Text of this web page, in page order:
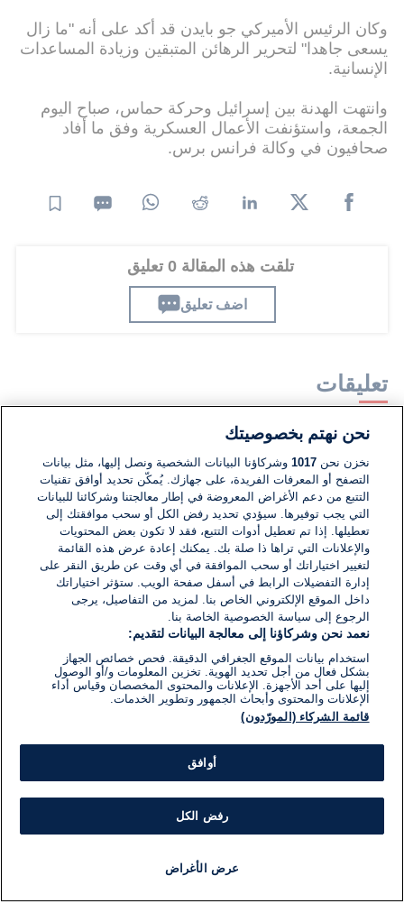
وكان الرئيس الأميركي جو بايدن قد أكد على أنه "ما زال
يسعى جاهدا" لتحرير الرهائن المتبقين وزيادة المساعدات
الإنسانية.
وانتهت الهدنة بين إسرائيل وحركة حماس، صباح اليوم
الجمعة، واستؤنفت الأعمال العسكرية وفق ما أفاد
صحافيون في وكالة فرانس برس.
تلقت هذه المقالة 0 تعليق
اضف تعليق
تعليقات
لا توجد تعليقات مكتوبة حتى الآن. كن الأول!
اكتب تعليقًا جديدًا ...
نحن نهتم بخصوصيتك
نخزن نحن1017 وشركاؤنا البيانات الشخصية ونصل إليها، مثل بيانات
التصفح أو المعرفات الفريدة، على جهازك. يُمكّن تحديد أوافق تقنيات
التتبع من دعم الأغراض المعروضة في إطار معالجتنا وشركائنا للبيانات
التي يجب توفيرها. سيؤدي تحديد رفض الكل أو سحب موافقتك إلى
تعطيلها. إذا تم تعطيل أدوات التتبع، فقد لا تكون بعض المحتويات
والإعلانات التي تراها ذا صلة بك. يمكنك إعادة عرض هذه القائمة
لتغيير اختياراتك أو سحب الموافقة في أي وقت عن طريق النقر على
إدارة التفضيلات الرابط في أسفل صفحة الويب. ستؤثر اختياراتك
داخل الموقع الإلكتروني الخاص بنا. لمزيد من التفاصيل، يرجى
الرجوع إلى سياسة الخصوصية الخاصة بنا.
نعمد نحن وشركاؤنا إلى معالجة البيانات لتقديم:
استخدام بيانات الموقع الجغرافي الدقيقة. فحص خصائص الجهاز
بشكل فعال من أجل تحديد الهوية. تخزين المعلومات و/أو الوصول
إليها على أحد الأجهزة. الإعلانات والمحتوى المخصصان وقياس أداء
الإعلانات والمحتوى وأبحاث الجمهور وتطوير الخدمات.
قائمة الشركاء (المورّدون)
أوافق
رفض الكل
عرض الأغراض